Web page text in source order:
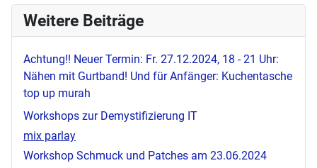
Weitere Beiträge
Achtung!! Neuer Termin: Fr. 27.12.2024, 18 - 21 Uhr:
Nähen mit Gurtband! Und für Anfänger: Kuchentasche
top up murah
Workshops zur Demystifizierung IT
mix parlay
Workshop Schmuck und Patches am 23.06.2024